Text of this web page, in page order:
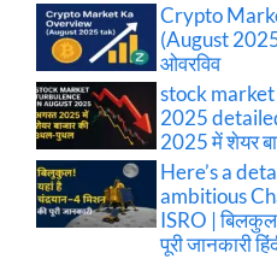
Crypto
(August 2025
ओवरविव
stock
2025
2025 में शेयर
Here’s a
ambitious
ISRO |
पूरी जानकारी